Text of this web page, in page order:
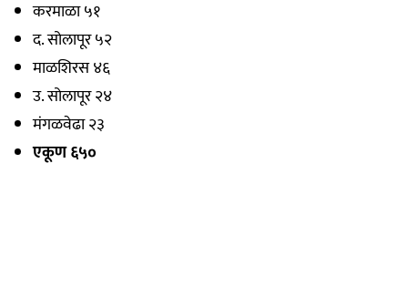
करमाळा ५१
द. सोलापूर ५२
माळशिरस ४६
उ. सोलापूर २४
मंगळवेढा २३
एकूण ६५०